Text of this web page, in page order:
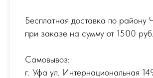
Бесплатная доставка по району
при заказе на сумму от 1500 руб.
Самовывоз:
г. Уфа ул. Интернациональная